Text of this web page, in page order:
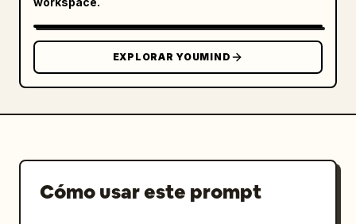
EXPLORAR YOUMIND
Cómo usar este prompt